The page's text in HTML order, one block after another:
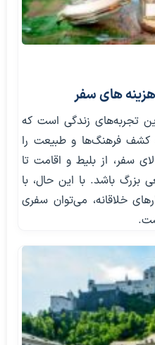
تجربه‌های زندگی است که
کشف فرهنگ‌ها و طبیعت را
سفر، از بلیط و اقامت تا
بزرگ باشد. با این حال، با
خلاقانه، می‌توان سفری